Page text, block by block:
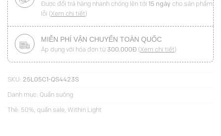
Được đổi trả hàng nhanh chóng lên tới 15 ngày cho sản phẩm
lỗi (Xem chi tiết)
MIỄN PHÍ VẬN CHUYỂN TOÀN QUỐC
Áp dụng với hóa đơn từ 300.000Đ(Xem chi tiết)
SKU: 25L05C1-QS4423S
Danh mục: Quần suông
Thẻ: 50%, quần sale, Within Light